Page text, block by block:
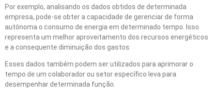
Por exemplo, analisando os dados obtidos de determinada
empresa, pode-se obter a capacidade de gerenciar de forma
autônoma o consumo de energia em determinado tempo. Isso
representa um melhor aproveitamento dos recursos energéticos
e a consequente diminuição dos gastos.
Esses dados também podem ser utilizados para aprimorar o
tempo de um colaborador ou setor específico leva para
desempenhar determinada função.